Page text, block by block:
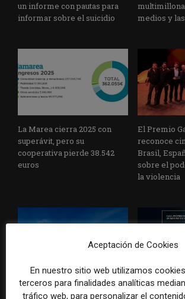
un informe con pautas para
informar sobre el suicidio
medios y
La Marea cierra 2025 con
superávit, pero su
cooperativa pierde 38.542
euros
El Premio
reconoce
Brasil,
sobre el
la violencia
Radio Televisión Madrid
ADEPA
Aceptación de Cookies
En nuestro sitio web utilizamos
terceros para finalidades analíticas
tráfico web, para personalizar el